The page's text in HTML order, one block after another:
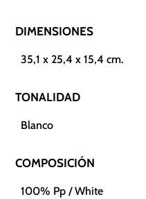
DIMENSIONES
35,1 x 25,4 x 15,4 cm.
TONALIDAD
Blanco
COMPOSICIÓN
100% Pp / White